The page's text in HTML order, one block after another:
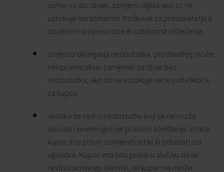
samo na dio stvari, zamjenu dijela ako to ne
uzrokuje nerazmjerne troškove za prodavatelja s
obzirom na cijenu robe ili ozbiljnost oštećenja,
umjesto uklanjanja nedostatka, prodavatelj može
neispravnu stvar zamijeniti za stvar bez
nedostatka, ako to ne uzrokuje veće poteškoće
za kupca,
ukoliko se radi o nedostatku koji se ne može
ukloniti i onemogućuje pravilno korištenje artikla,
kupac ima pravo zamijeniti artikl ili odustati od
ugovora. Kupac ima isto pravo u slučaju da se
nedostaci mogu ukloniti, ali kupac ne može